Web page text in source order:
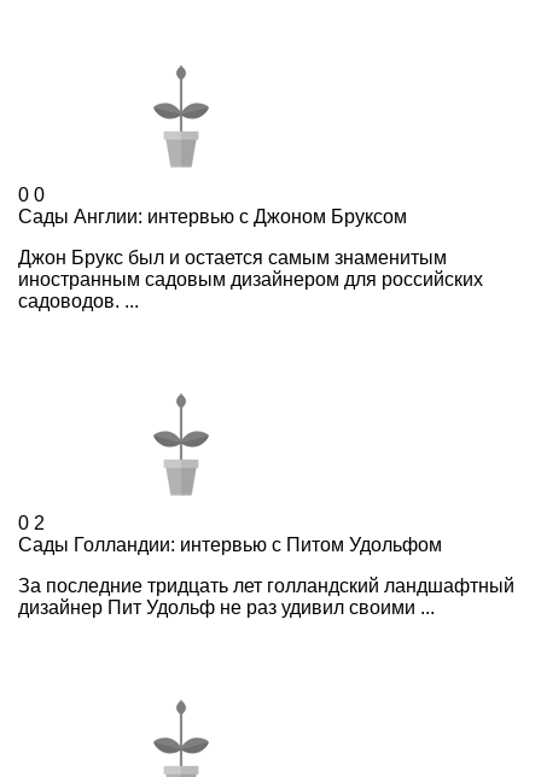
0 0
Сады Англии: интервью с Джоном Бруксом
Джон Брукс был и остается самым знаменитым
иностранным садовым дизайнером для российских
садоводов. ...
0 2
Сады Голландии: интервью с Питом Удольфом
За последние тридцать лет голландский ландшафтный
дизайнер Пит Удольф не раз удивил своими ...